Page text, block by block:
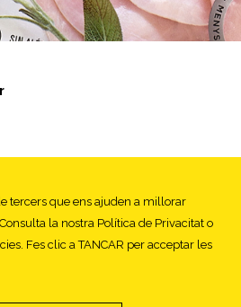
tercers que ens ajuden a millorar
la nostra Política de Privacitat o
Fes clic a TANCAR per acceptar les
1 2 3 4